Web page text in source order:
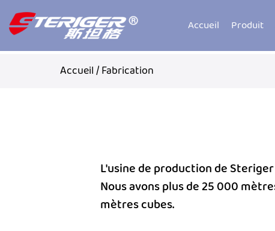
Accueil Produit
Accueil/Fabrication
L'usine de production de
Nous avons plus de 25 000
mètres cubes.